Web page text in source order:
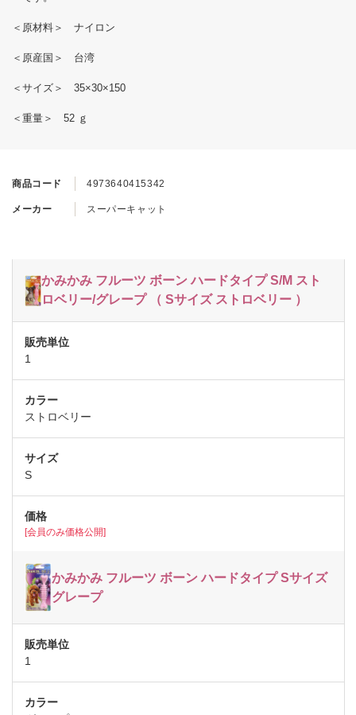
商品コード 4973640415342
メーカー スーパーキャット
かみかみ フルーツ ボーン ハードタイプ S/M スト
ロベリー/グレープ （ Sサイズ ストロベリー ）
1
ストロベリー
S
[会員のみ価格公開]
かみかみ フルーツ ボーン ハードタイプ Sサイズ
グレープ
1
＜原材料＞ ナイロン
＜原産国＞ 台湾
＜サイズ＞ 35×30×150
＜重量＞ 52 ｇ